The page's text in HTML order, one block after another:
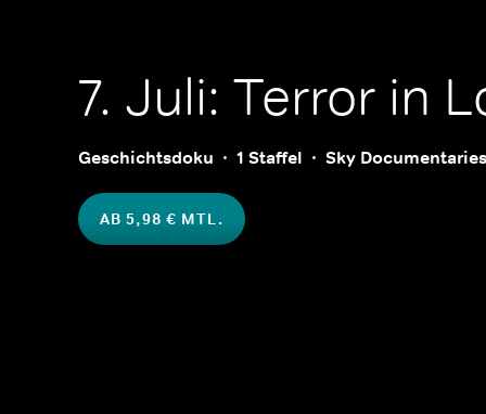
7. Juli: Terror in
Geschichtsdoku 1 Staffel Sky Documentaries
AB 5,98 € MTL.